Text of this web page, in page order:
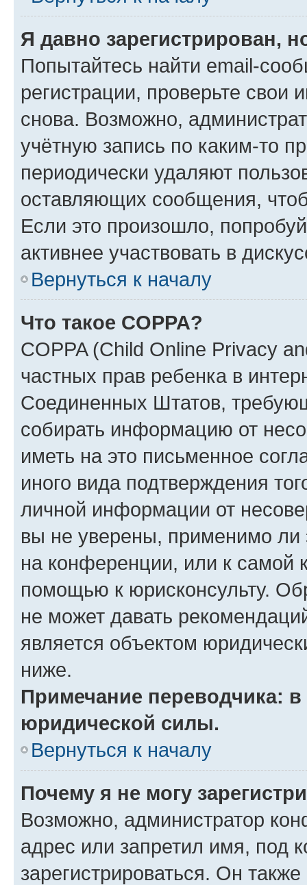
Я давно зарегистрирован,
Попытайтесь найти email-
регистрации, проверьте свои
снова. Возможно,
учётную запись по каким-то
периодически удаляют
оставляющих сообщения,
Если это произошло,
активнее участвовать в
Вернуться к началу
Что такое COPPA?
COPPA (Child Online Privacy
частных прав ребенка в
Соединенных Штатов,
собирать информацию от
иметь на это письменное
иного вида подтверждения
личной информации от
вы не уверены, применимо ли
на конференции, или к самой
помощью к юрисконсульту.
не может давать
является объектом
ниже.
Примечание переводчика:
юридической силы.
Вернуться к началу
Почему я не могу
Возможно, администратор
адрес или запретил имя, под
зарегистрироваться. Он